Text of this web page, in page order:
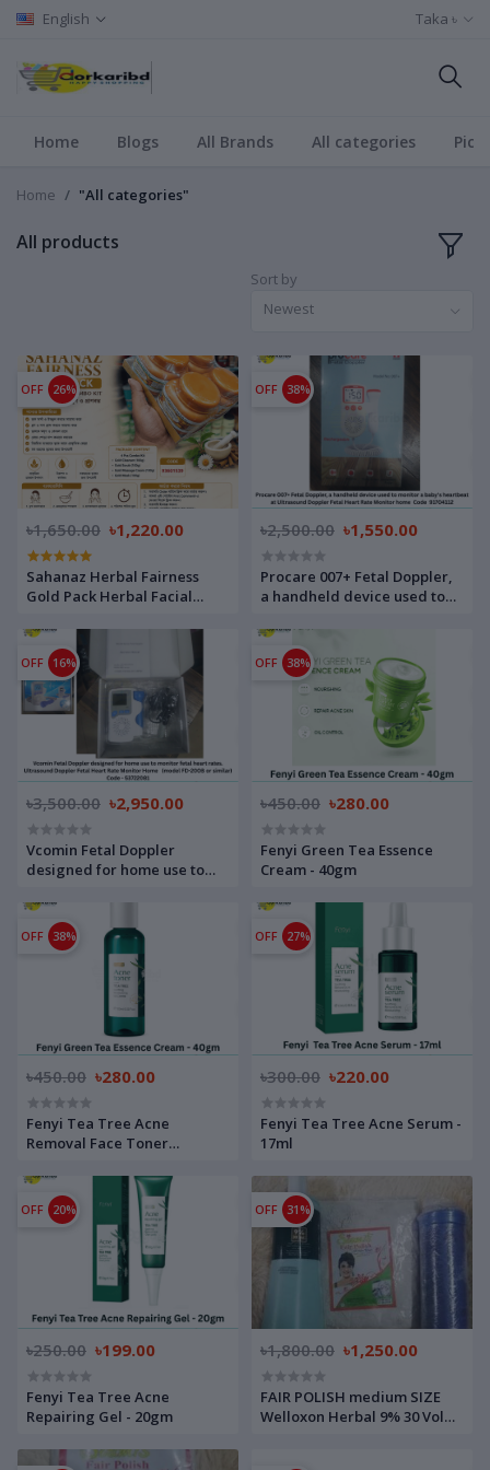
English Taka ৳
Home Blogs All Brands All categories
Home "All categories"
All products
Sort by
Newest
OFF 26%
৳1,650.00 ৳1,220.00
Sahanaz Herbal Fairness
Gold Pack Herbal Facial
93601539
OFF 38%
৳2,500.00 ৳1,550.00
Procare 007+ Fetal Doppler,
a handheld device used to
at Ultrasound Doppler Fetal
Heart Rate Monitor home
Code 91704112
OFF 16%
৳3,500.00 ৳2,950.00
Vcomin Fetal Doppler
designed for home use to
Ultrasound Doppler Fetal
Heart Rate Monitor Home
(model FD-200B or similar)
Code - 53722081
OFF 38%
৳450.00 ৳280.00
Fenyi Green Tea Essence
Cream - 40gm
OFF 38%
৳450.00 ৳280.00
Fenyi Tea Tree Acne
Removal Face Toner
Pores - 100ml
OFF 27%
৳300.00 ৳220.00
Fenyi Tea Tree Acne Serum -
17ml
OFF 20%
৳250.00 ৳199.00
Fenyi Tea Tree Acne
Repairing Gel - 20gm
OFF 31%
৳1,800.00 ৳1,250.00
FAIR POLISH medium SIZE
Welloxon Herbal 9% 30 Vol